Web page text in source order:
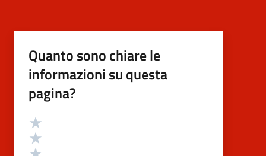
Quanto sono chiare le
informazioni su questa
pagina?
Valutazione